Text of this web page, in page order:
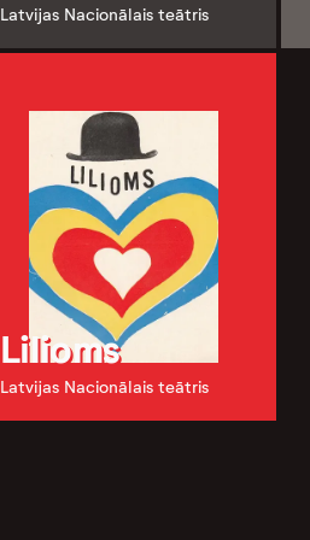
Latvijas Nacionālais teātris
Lilioms
Latvijas Nacionālais teātris